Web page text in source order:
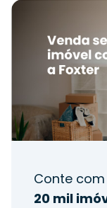
Conte
20 mil